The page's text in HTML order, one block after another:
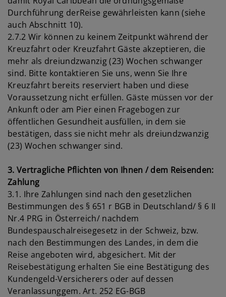
Durchführung derReise gewährleisten kann (siehe
auch Abschnitt 10).
2.7.2 Wir können zu keinem Zeitpunkt während der
Kreuzfahrt oder Kreuzfahrt Gäste akzeptieren, die
mehr als dreiundzwanzig (23) Wochen schwanger
sind. Bitte kontaktieren Sie uns, wenn Sie Ihre
Kreuzfahrt bereits reserviert haben und diese
Voraussetzung nicht erfüllen. Gäste müssen vor der
Ankunft oder am Pier einen Fragebogen zur
öffentlichen Gesundheit ausfüllen, in dem sie
bestätigen, dass sie nicht mehr als dreiundzwanzig
(23) Wochen schwanger sind.
3. Vertragliche Pflichten von Ihnen / dem Reisenden:
Zahlung
3.1. Ihre Zahlungen sind nach den gesetzlichen
Bestimmungen des § 651 r BGB in Deutschland/ § 6 II
Nr.4 PRG in Österreich/ nachdem
Bundespauschalreisegesetz in der Schweiz, bzw.
nach den Bestimmungen des Landes, in dem die
Reise angeboten wird, abgesichert. Mit der
Reisebestätigung erhalten Sie eine Bestätigung des
Kundengeld-Versicherers oder auf dessen
Veranlassunggem. Art. 252 EG-BGB